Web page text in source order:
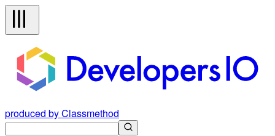
produced by Classmethod